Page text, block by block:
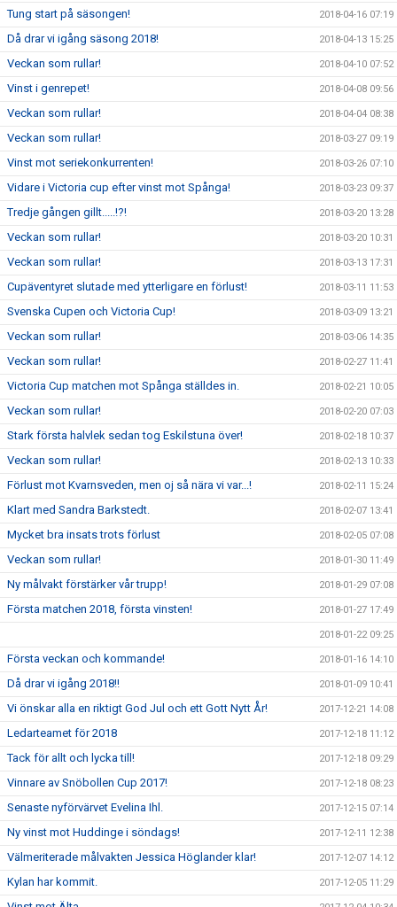
Tung start på säsongen! 2018-04-16 07:19
Då drar vi igång säsong 2018! 2018-04-13 15:25
Veckan som rullar! 2018-04-10 07:52
Vinst i genrepet! 2018-04-08 09:56
Veckan som rullar! 2018-04-04 08:38
Veckan som rullar! 2018-03-27 09:19
Vinst mot seriekonkurrenten! 2018-03-26 07:10
Vidare i Victoria cup efter vinst mot Spånga! 2018-03-23 09:37
Tredje gången gillt.....!?! 2018-03-20 13:28
Veckan som rullar! 2018-03-20 10:31
Veckan som rullar! 2018-03-13 17:31
Cupäventyret slutade med ytterligare en förlust! 2018-03-11 11:53
Svenska Cupen och Victoria Cup! 2018-03-09 13:21
Veckan som rullar! 2018-03-06 14:35
Veckan som rullar! 2018-02-27 11:41
Victoria Cup matchen mot Spånga ställdes in. 2018-02-21 10:05
Veckan som rullar! 2018-02-20 07:03
Stark första halvlek sedan tog Eskilstuna över! 2018-02-18 10:37
Veckan som rullar! 2018-02-13 10:33
Förlust mot Kvarnsveden, men oj så nära vi var...! 2018-02-11 15:24
Klart med Sandra Barkstedt. 2018-02-07 13:41
Mycket bra insats trots förlust 2018-02-05 07:08
Veckan som rullar! 2018-01-30 11:49
Ny målvakt förstärker vår trupp! 2018-01-29 07:08
Första matchen 2018, första vinsten! 2018-01-27 17:49
2018-01-22 09:25
Första veckan och kommande! 2018-01-16 14:10
Då drar vi igång 2018!! 2018-01-09 10:41
Vi önskar alla en riktigt God Jul och ett Gott Nytt År! 2017-12-21 14:08
Ledarteamet för 2018 2017-12-18 11:12
Tack för allt och lycka till! 2017-12-18 09:29
Vinnare av Snöbollen Cup 2017! 2017-12-18 08:23
Senaste nyförvärvet Evelina Ihl. 2017-12-15 07:14
Ny vinst mot Huddinge i söndags! 2017-12-11 12:38
Välmeriterade målvakten Jessica Höglander klar! 2017-12-07 14:12
Kylan har kommit. 2017-12-05 11:29